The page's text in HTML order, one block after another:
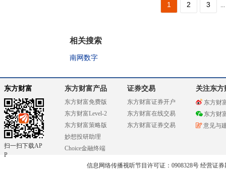
1 2 3 ...
相关搜索
南网数字
东方财富
扫一扫下载AP
P
东方财富产品
东方财富免费版
东方财富Level-2
东方财富策略版
妙想投研助理
Choice金融终端
证券交易
东方财富证券开户
东方财富在线交易
东方财富证券交易
关注东方
东方财
东方财
意见与
信息网络传播视听节目许可证：0908328号 经营证